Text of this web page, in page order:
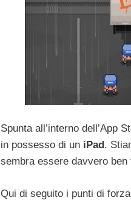
Spunta all’interno dell’App
in possesso di un iPad .
sembra essere davvero ben
Qui di seguito i punti di